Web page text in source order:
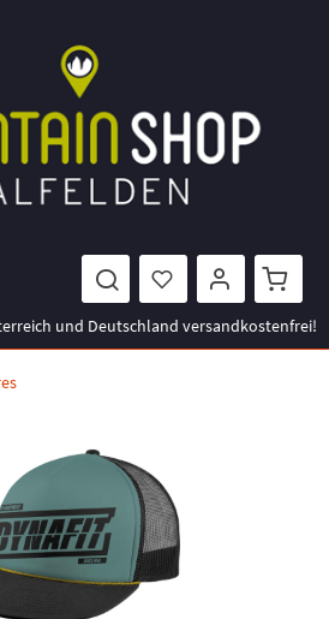
und Deutschland versandkostenfrei!